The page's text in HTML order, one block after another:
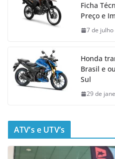
Ficha
Preço e
7 de julho
Honda
Brasil e
Sul
29 de
ATV’s e UTV’s